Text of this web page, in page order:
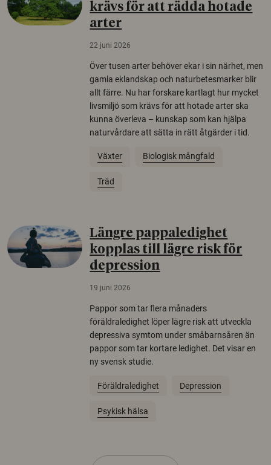
krävs för att rädda hotade
arter
22 juni 2026
Över tusen arter behöver ekar i sin närhet, men
gamla eklandskap och naturbetesmarker blir
allt färre. Nu har forskare kartlagt hur mycket
livsmiljö som krävs för att hotade arter ska
kunna överleva – kunskap som kan hjälpa
naturvårdare att sätta in rätt åtgärder i tid.
Växter Biologisk mångfald
Träd
Längre pappaledighet
kopplas till lägre risk för
depression
19 juni 2026
Pappor som tar flera månaders
föräldraledighet löper lägre risk att utveckla
depressiva symtom under småbarnsåren än
pappor som tar kortare ledighet. Det visar en
ny svensk studie.
Föräldraledighet Depression
Psykisk hälsa